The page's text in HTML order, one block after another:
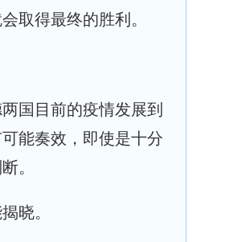
取得最终的胜利。
国目前的疫情发展到
能奏效，即使是十分
。
晓。